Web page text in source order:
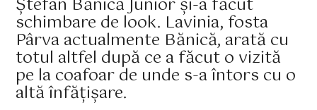
Ștefan Bănică Junior și-a făcut
schimbare de look. Lavinia, fosta
Pârva actualmente Bănică, arată cu
totul altfel după ce a făcut o vizită
pe la coafoar de unde s-a întors cu o
altă înfățișare.